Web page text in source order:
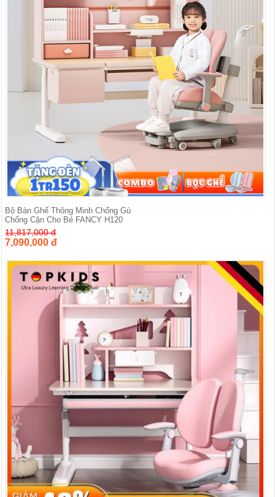
Bộ Bàn Ghế Thông Minh Chống Gù
Chống Cận Cho Bé FANCY H120
11,817,000 đ
7,090,000 đ